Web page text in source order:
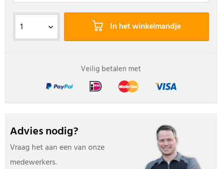
In het winkelmandje
Veilig betalen met
Advies nodig?
Vraag het aan een van onze
medewerkers.